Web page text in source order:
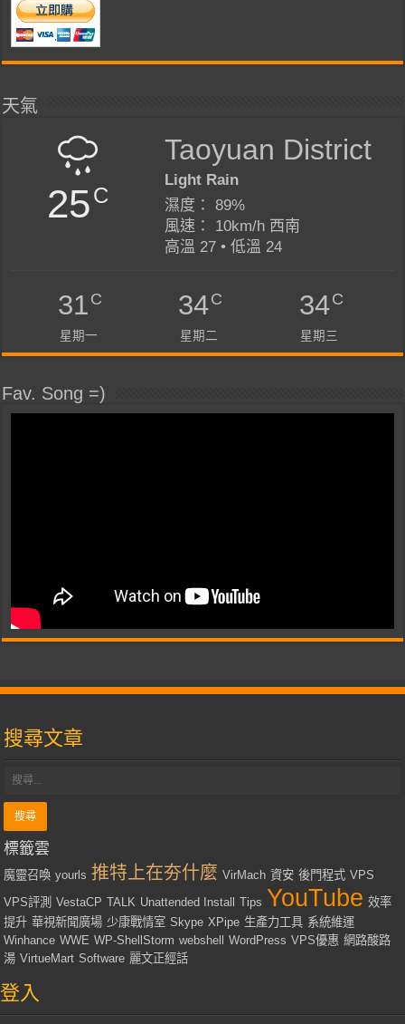
天氣
25C
Taoyuan District
Light Rain
濕度： 89%
風速： 10km/h 西南
高溫 27 • 低溫 24
31C
星期一
34C
星期二
34C
星期三
Fav. Song =)
搜尋文章
標籤雲
魔靈召喚 yourls 推特上在夯什麼 VirMach 資安 後門程式 VPS
VPS評測 VestaCP TALK Unattended Install Tips YouTube 效率
提升 華視新聞廣場 少康戰情室 Skype XPipe 生產力工具 系統維運
Winhance WWE WP-ShellStorm webshell WordPress VPS優惠 網路酸路
湯 VirtueMart Software 麗文正經話
登入